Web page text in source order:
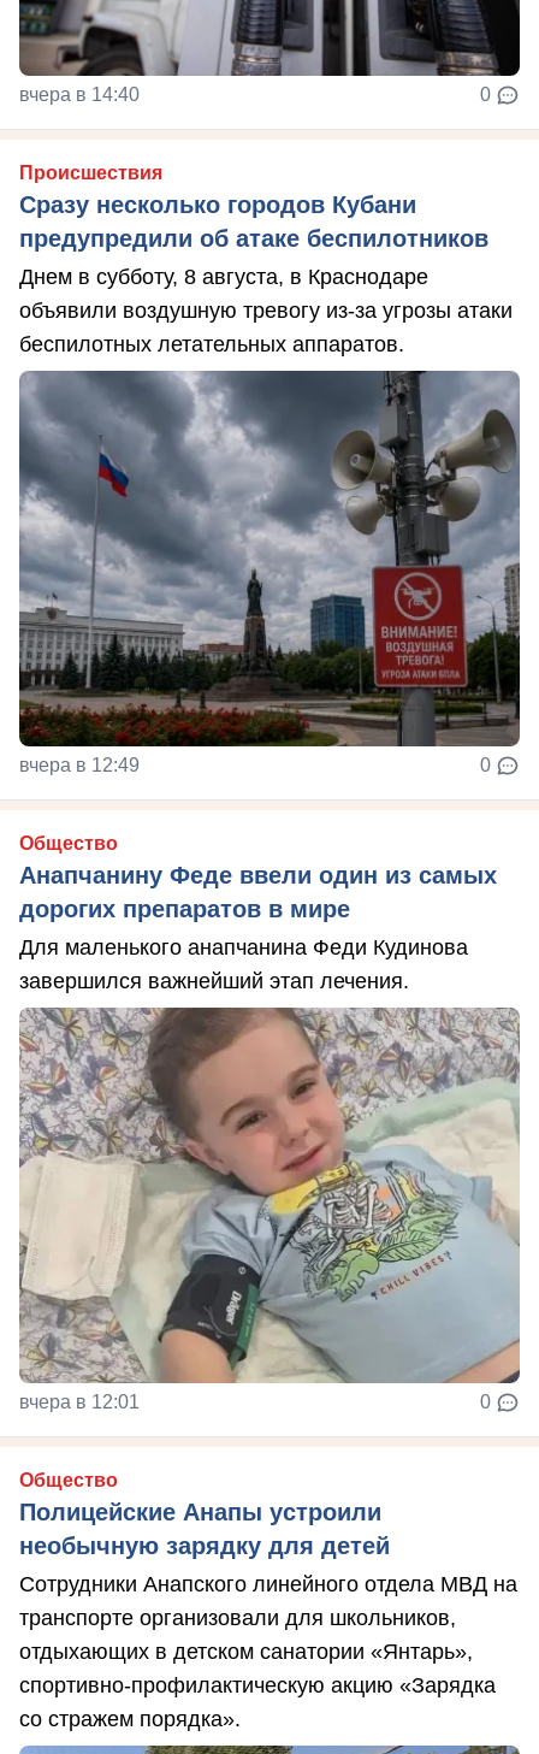
вчера в 14:40 0
Происшествия
Сразу несколько городов Кубани
предупредили об атаке беспилотников
Днем в субботу, 8 августа, в Краснодаре
объявили воздушную тревогу из-за угрозы атаки
беспилотных летательных аппаратов.
вчера в 12:49 0
Общество
Анапчанину Феде ввели один из самых
дорогих препаратов в мире
Для маленького анапчанина Феди Кудинова
завершился важнейший этап лечения.
вчера в 12:01 0
Общество
Полицейские Анапы устроили
необычную зарядку для детей
Сотрудники Анапского линейного отдела МВД на
транспорте организовали для школьников,
отдыхающих в детском санатории «Янтарь»,
спортивно-профилактическую акцию «Зарядка
со стражем порядка».